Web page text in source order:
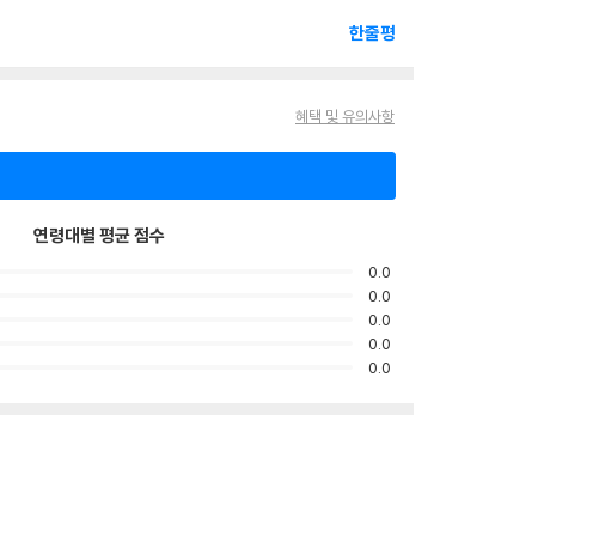
한줄평
혜택 및 유의사항
연령대별 평균 점수
0.0
0.0
0.0
0.0
0.0